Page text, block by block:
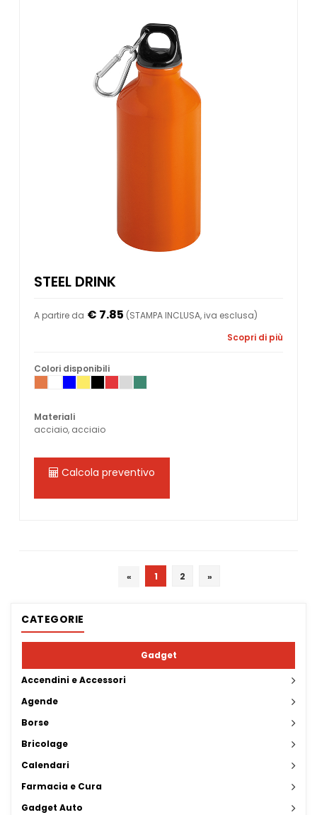
STEEL DRINK
A partire da € 7.85 (STAMPA INCLUSA, iva esclusa)
Scopri di più
Colori disponibili
Materiali
acciaio, acciaio
Calcola preventivo
« 1 2 »
CATEGORIE
Gadget
Accendini e Accessori
Agende
Borse
Bricolage
Calendari
Farmacia e Cura
Gadget Auto